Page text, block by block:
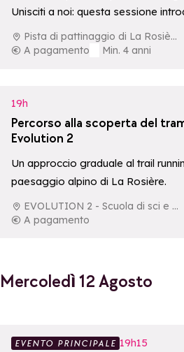
Unisciti a noi: questa sessione
l’occasione perfetta per trovare il
equilibrio,…
Pista di pattinaggio di La Rosière
A pagamento
Min. 4 anni
19h
Percorso alla scoperta del
Evolution 2
Un approccio graduale al trail
paesaggio alpino di La Rosière.
EVOLUTION 2 - Scuola di sci e di aventura
A pagamento
Mercoledì 12 Agosto
EVENTO PRINCIPALE 19h15